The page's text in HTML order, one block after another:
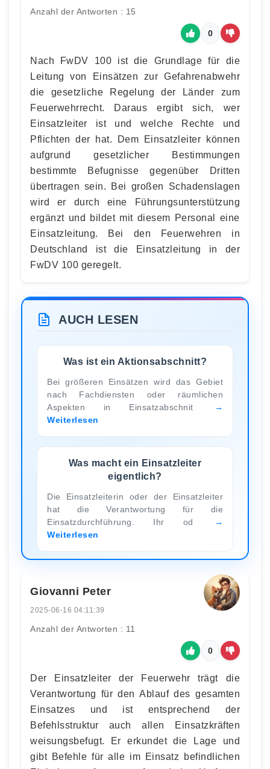
Anzahl der Antworten : 15
0
Nach FwDV 100 ist die Grundlage für die
Leitung von Einsätzen zur Gefahrenabwehr
die gesetzliche Regelung der Länder zum
Feuerwehrrecht. Daraus ergibt sich, wer
Einsatzleiter ist und welche Rechte und
Pflichten der hat. Dem Einsatzleiter können
aufgrund gesetzlicher Bestimmungen
bestimmte Befugnisse gegenüber Dritten
übertragen sein. Bei großen Schadenslagen
wird er durch eine Führungsunterstützung
ergänzt und bildet mit diesem Personal eine
Einsatzleitung. Bei den Feuerwehren in
Deutschland ist die Einsatzleitung in der
FwDV 100 geregelt.
AUCH LESEN
Was ist ein Aktionsabschnitt?
Bei größeren Einsätzen wird das Gebiet
nach Fachdiensten oder räumlichen
Aspekten in Einsatzabschnit
Weiterlesen
Was macht ein Einsatzleiter
eigentlich?
Die Einsatzleiterin oder der Einsatzleiter
hat die Verantwortung für die
Einsatzdurchführung. Ihr od
Weiterlesen
Giovanni Peter
2025-06-16 04:11:39
Anzahl der Antworten : 11
0
Der Einsatzleiter der Feuerwehr trägt die
Verantwortung für den Ablauf des gesamten
Einsatzes und ist entsprechend der
Befehlsstruktur auch allen Einsatzkräften
weisungsbefugt. Er erkundet die Lage und
gibt Befehle für alle im Einsatz befindlichen